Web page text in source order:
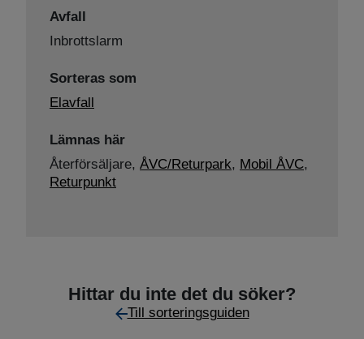
Avfall
Inbrottslarm
Sorteras som
Elavfall
Lämnas här
Återförsäljare, ÅVC/Returpark, Mobil ÅVC,
Returpunkt
Hittar du inte det du söker?
Till sorteringsguiden